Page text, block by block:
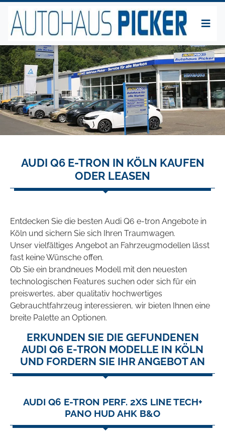
AUDI Q6 E-TRON IN KÖLN KAUFEN
ODER LEASEN
Entdecken Sie die besten Audi Q6 e-tron Angebote in
Köln und sichern Sie sich Ihren Traumwagen.
Unser vielfältiges Angebot an Fahrzeugmodellen lässt
fast keine Wünsche offen.
Ob Sie ein brandneues Modell mit den neuesten
technologischen Features suchen oder sich für ein
preiswertes, aber qualitativ hochwertiges
Gebrauchtfahrzeug interessieren, wir bieten Ihnen eine
breite Palette an Optionen.
ERKUNDEN SIE DIE GEFUNDENEN
AUDI Q6 E-TRON MODELLE IN KÖLN
UND FORDERN SIE IHR ANGEBOT AN
AUDI Q6 E-TRON PERF. 2XS LINE TECH+
PANO HUD AHK B&O